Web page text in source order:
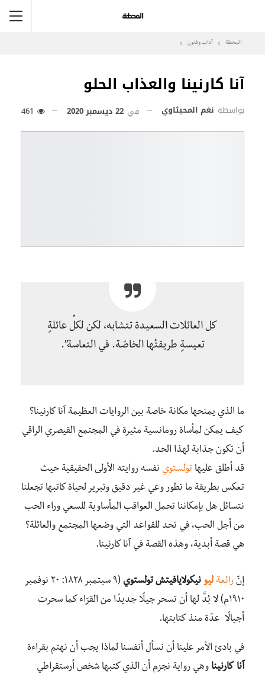
المحطة آداب وفنون
آنا كارنينا والعذاب الحلو
بواسطة نغم المحيثاوي في 22 ديسمبر 2020
كل العائلات السعيدة تتشابه، لكن لكلِّ عائلةٍ
تعيسةٍ طريقتُها الخاصّة. في التعاسة”.
ما الذي يمنحها مكانة خاصة بين الروايات العظيمة آنا كارنينا؟
كيف يمكن لمأساة رومانسية مثيرة في المجتمع القيصري الراقي
أن تكون جذابة لهذا الحد.
قد أطلق عليها تولستوي نفسه روايته الأولى الحقيقية حيث
تعكس بطريقة ما تطور وعي غير دقيق وتبرير لحياة كاتبها تجعلنا
نتسائل هل بإمكاننا تحمل العواقب المأساوية للسعي وراء الحب
من أجل الحب، في تحد للقواعد التي وضعها المجتمع والعائلة؟
هي قصة أبدية، وهذه القصة في آنا كارنينا.
إنّ رائعة ليو نيكولايافيتش تولستوي
(٩ سبتمبر ١٨٢٨: ٢٠ نوفمبر
١٩١٠م) لا بُدَّ لها أن تسحر جيلًا جديدًا من القرّاء كما سحرت
أجيالًا عدّة منذ كتابتها.
في بادئ الأمر علينا أن نسأل أنفسنا لماذا يجب أن نهتم بقراءة
آنا كارنينا وهي رواية نجزم أن الذي كتبها شخص أرستقراطي